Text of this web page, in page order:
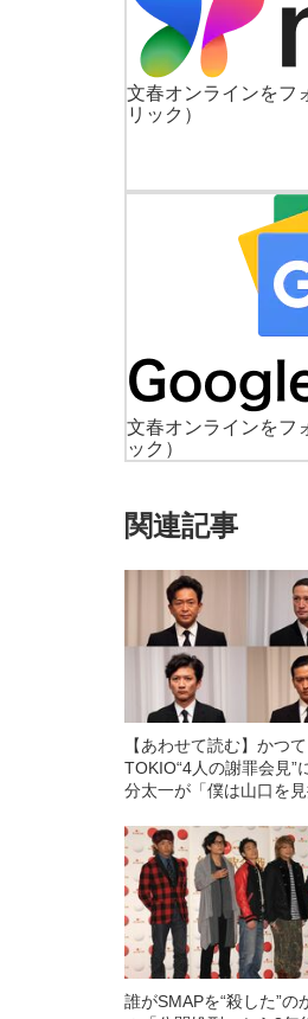
文春オンラインをフ
リック）
文春オンラインをフ
ック）
関連記事
【あわせて読む】かつて
TOKIO“4人の謝罪会見”
分太一が「僕は山口を見
ワケ
誰がSMAPを“殺した”